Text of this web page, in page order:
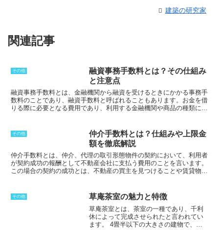
建築の研究家
関連記事
その他
融資事務手数料とは？その仕組み
と注意点
融資事務手数料とは、金融機関から融資を受けるときにかかる事務手
数料のことであり、融資手数料と呼ばれることもあります。お金を借
りる際に必要となる費用であり、利用する金融機関や商品の種類によ
般的には事務手数料となることから、経費としての性格があり、申し
込み者が支払うことによって補てんされる仕組みとなっています。し
かし、金融機関にとっては費用となるため、
行う場合がほとんどです。最近では、融資事務手数料がまったくかか
らず、無料となっている金融機関も増えてきており、手数料の低さを
強調するケースが多くなってきました。しかし、全体の返済額を見な
その他
仲介手数料とは？仕組みや上限金
額を徹底解説
仲介手数料とは、仲介、代理の取引形態物件の契約において、利用者
が契約成功の報酬として不動産会社に支払う費用のことを言います。
この場合の契約の成功とは、不動産の買主を見つけることや賃貸物件
に応じて設定されており、賃貸借の場合には借賃の１ヵ月分の賃料に
消費税を足した金額以内の範囲で設定されます。法的には依頼者の一
方から受けることのできる報酬の額は、依頼者の承諾を得ている場合
を除き賃料の1月分の0.54倍と定められていますが、契約書に媒介報
酬額を払うことが明記され、借りる側が全額を払うケースが散見され
その他 草庵茶室の魅力と特徴
草庵茶室とは、茶室の一種であり、千利
休によって完成させられたと言われてい
ます。
4畳半以下の大きさの建物で、丸